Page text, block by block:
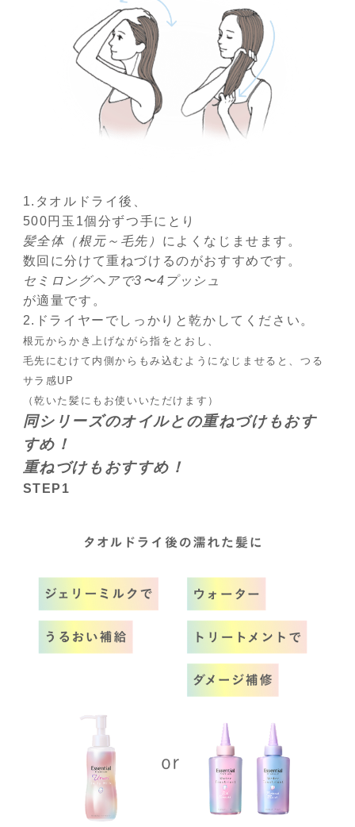
1.タオルドライ後、
500円玉1個分ずつ手にとり
髪全体（根元～毛先） によくなじませます。
数回に分けて重ねづけるのがおすすめです。
セミロングヘアで3〜4プッシュ
が適量です。
2.ドライヤーでしっかりと乾かしてください。
根元からかき上げながら指をとおし、
毛先にむけて 内側からもみ込むようになじませると、つる
サラ感UP
（乾いた髪にもお使いいただけます）
同シリーズのオイルとの重ねづけもおす
すめ！
重ねづけもおすすめ！
STEP1